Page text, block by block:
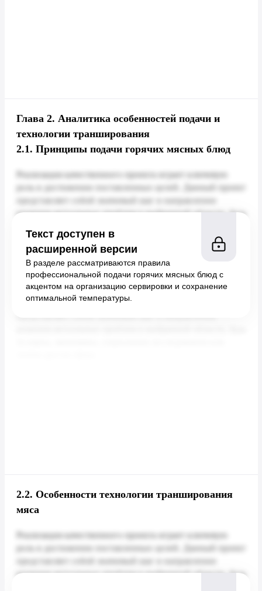
Глава 2. Аналитика особенностей подачи и
технологии транширования
2.1. Принципы подачи горячих мясных блюд
Текст доступен в
расширенной версии
В разделе рассматриваются правила
профессиональной подачи горячих мясных блюд с
акцентом на организацию сервировки и сохранение
оптимальной температуры.
2.2. Особенности технологии транширования
мяса